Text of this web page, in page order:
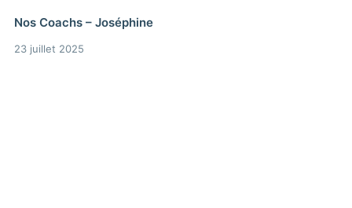
Nos Coachs – Joséphine
23 juillet 2025